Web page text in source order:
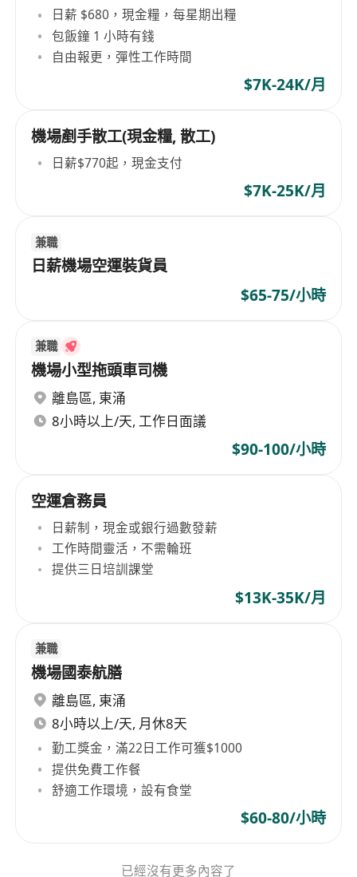
日薪 $680，現金糧，每星期出糧
包飯鐘 1 小時有錢
自由報更，彈性工作時間
$7K-24K/月
機場剷手散工(現金糧, 散工)
日薪$770起，現金支付
$7K-25K/月
兼職
日薪機場空運裝貨員
$65-75/小時
兼職
機場小型拖頭車司機
離島區, 東涌
8小時以上/天, 工作日面議
$90-100/小時
空運倉務員
日薪制，現金或銀行過數發薪
工作時間靈活，不需輪班
提供三日培訓課堂
$13K-35K/月
兼職
機場國泰航膳
離島區, 東涌
8小時以上/天, 月休8天
勤工獎金，滿22日工作可獲$1000
提供免費工作餐
舒適工作環境，設有食堂
$60-80/小時
已經沒有更多內容了